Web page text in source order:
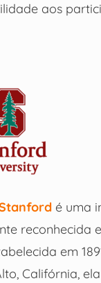
aos
é uma
reconhecida
em
Califórnia,